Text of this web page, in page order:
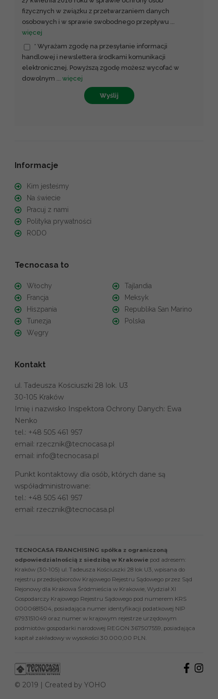
fizycznych w związku z przetwarzaniem danych
osobowych i w sprawie swobodnego przepływu
więcej
* Wyrażam zgodę na przesyłanie informacji
handlowej i newslettera środkami komunikacji
elektronicznej. Powyższą zgodę możesz wycofać w
dowolnym
więcej
Wyślij
Informacje
Kim jesteśmy
Na świecie
Pracuj z nami
Polityka prywatności
RODO
Tecnocasa to
Włochy
Francja
Hiszpania
Tunezja
Węgry
Tajlandia
Meksyk
Republika San Marino
Polska
Kontakt
ul. Tadeusza Kościuszki 28 lok. U3
30-105 Kraków
Imię i nazwisko Inspektora Ochrony Danych: Ewa
Nenko
tel.: +48 505 461 957
email: rzecznik@tecnocasa.pl
email: info@tecnocasa.pl
Punkt kontaktowy dla osób, których dane są
współadministrowane:
tel.: +48 505 461 957
email: rzecznik@tecnocasa.pl
TECNOCASA FRANCHISING spółka z ograniczoną
odpowiedzialnością z siedzibą w Krakowie pod adresem:
Kraków (30-105) ul. Tadeusza Kościuszki 28 lok U3, wpisana do
rejestru przedsiębiorców Krajowego Rejestru Sądowego przez Sąd
Rejonowy dla Krakowa Śródmieścia w Krakowie, Wydział XI
Gospodarczy Krajowego Rejestru Sądowego pod numerem KRS
0000681504, posiadająca numer identyfikacji podatkowej NIP
6793151049 oraz numer w krajowym rejestrze urzędowym
podmiotów gospodarki narodowej REGON 367507559, posiadająca
kapitał zakładowy w wysokości 30.000,00 PLN.
© 2019 | Created by YOHO